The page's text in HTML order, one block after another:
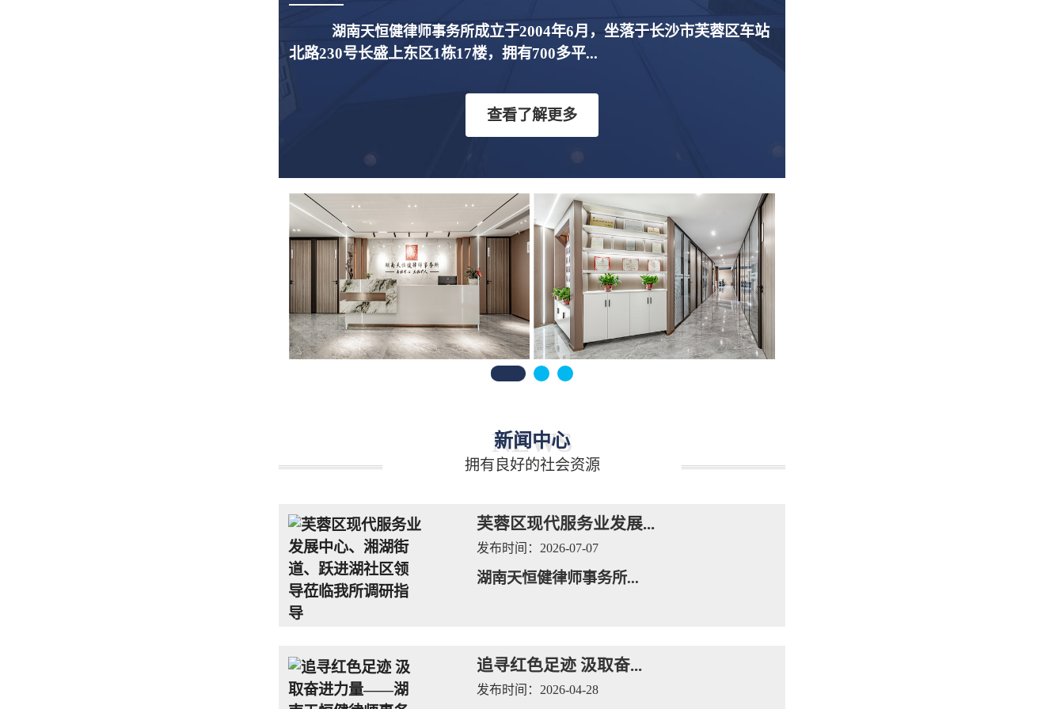
湖南天恒健律师事务所成立于2004年6月，坐落于长沙市芙蓉区车站
北路230号长盛上东区1栋17楼，拥有700多平...
查看了解更多
NEWS
新闻中心
拥有良好的社会资源
芙蓉区现代服务业发展...
发布时间： 2026-07-07
湖南天恒健律师事务所...
追寻红色足迹 汲取奋...
发布时间： 2026-04-28